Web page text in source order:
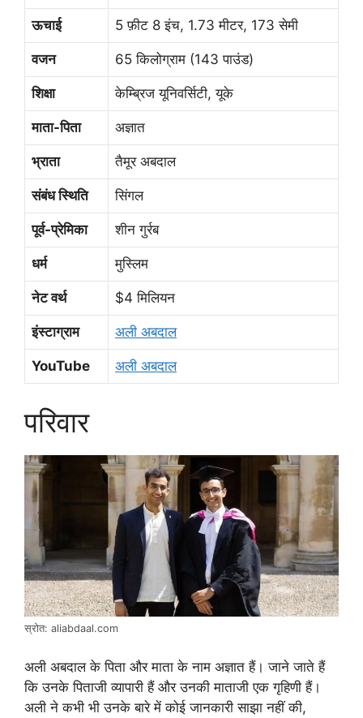
ऊचाई 5 फ़ीट 8 इंच, 1.73 मीटर, 173 सेमी
वजन 65 किलोग्राम (143 पाउंड)
शिक्षा केम्ब्रिज यूनिवर्सिटी, यूके
माता-पिता अज्ञात
भ्राता तैमूर अबदाल
संबंध स्थिति सिंगल
पूर्व-प्रेमिका शीन गुर्रब
धर्म मुस्लिम
नेट वर्थ $4 मिलियन
इंस्टाग्राम अली अबदाल
YouTube अली अबदाल
परिवार
स्रोत: aliabdaal.com
अली अबदाल के पिता और माता के नाम अज्ञात हैं। जाने जाते हैं
कि उनके पिताजी व्यापारी हैं और उनकी माताजी एक गृहिणी हैं।
अली ने कभी भी उनके बारे में कोई जानकारी साझा नहीं की,